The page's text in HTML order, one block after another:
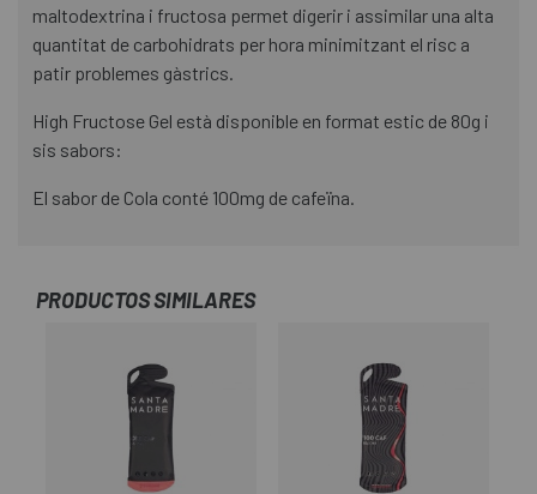
maltodextrina i fructosa permet digerir i assimilar una alta
quantitat de carbohidrats per hora minimitzant el risc a
patir problemes gàstrics.
High Fructose Gel està disponible en format estic de 80g i
sis sabors:
El sabor de Cola conté 100mg de cafeïna.
PRODUCTOS SIMILARES